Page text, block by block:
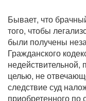
Бывает, что
того, чтобы
были получены
Гражданского
недействительной,
целью, не
следствие суд
приобретенного по